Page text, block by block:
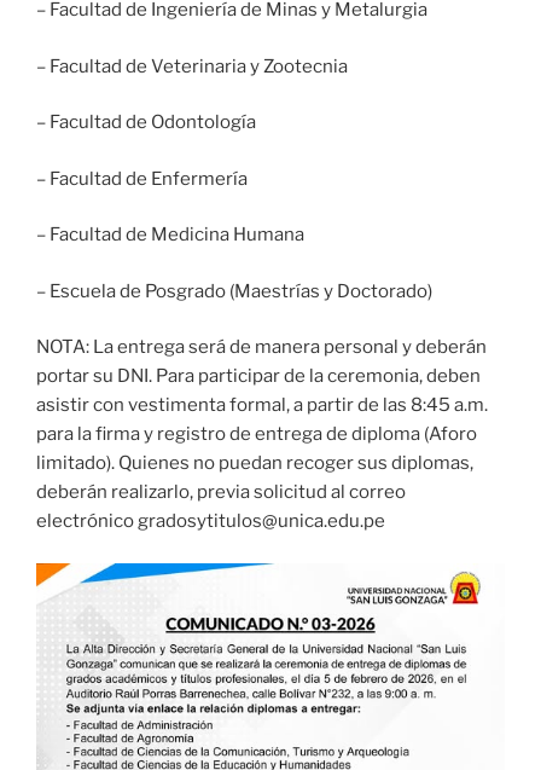
– Facultad de Ingeniería de Minas y Metalurgia
– Facultad de Veterinaria y Zootecnia
– Facultad de Odontología
– Facultad de Enfermería
– Facultad de Medicina Humana
– Escuela de Posgrado (Maestrías y Doctorado)
NOTA: La entrega será de manera personal y deberán
portar su DNI. Para participar de la ceremonia, deben
asistir con vestimenta formal, a partir de las 8:45 a.m.
para la firma y registro de entrega de diploma (Aforo
limitado). Quienes no puedan recoger sus diplomas,
deberán realizarlo, previa solicitud al correo
electrónico gradosytitulos@unica.edu.pe